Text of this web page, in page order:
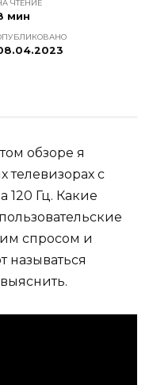
ЧТЕНИЕ
мин
обзоре я
телевизорах с
120 Гц. Какие
спросом и
называться